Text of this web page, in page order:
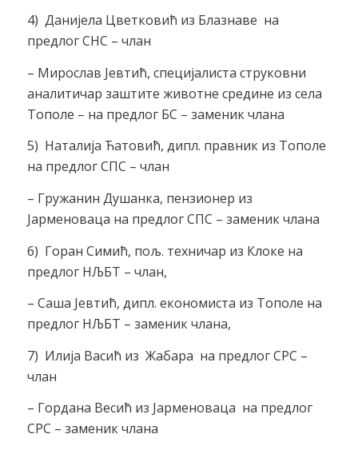
4) Данијела Цветковић из Блазнаве на
предлог СНС – члан
– Мирослав Јевтић, специјалиста струковни
аналитичар заштите животне средине из села
Тополе – на предлог БС – заменик члана
5) Наталија Ћатовић, дипл. правник из Тополе
на предлог СПС – члан
– Гружанин Душанка, пензионер из
Јарменоваца на предлог СПС – заменик члана
6) Горан Симић, пољ. техничар из Клоке на
предлог НЉБТ – члан,
– Саша Јевтић, дипл. економиста из Тополе на
предлог НЉБТ – заменик члана,
7) Илија Васић из Жабара на предлог СРС –
члан
– Гордана Весић из Јарменоваца на предлог
СРС – заменик члана